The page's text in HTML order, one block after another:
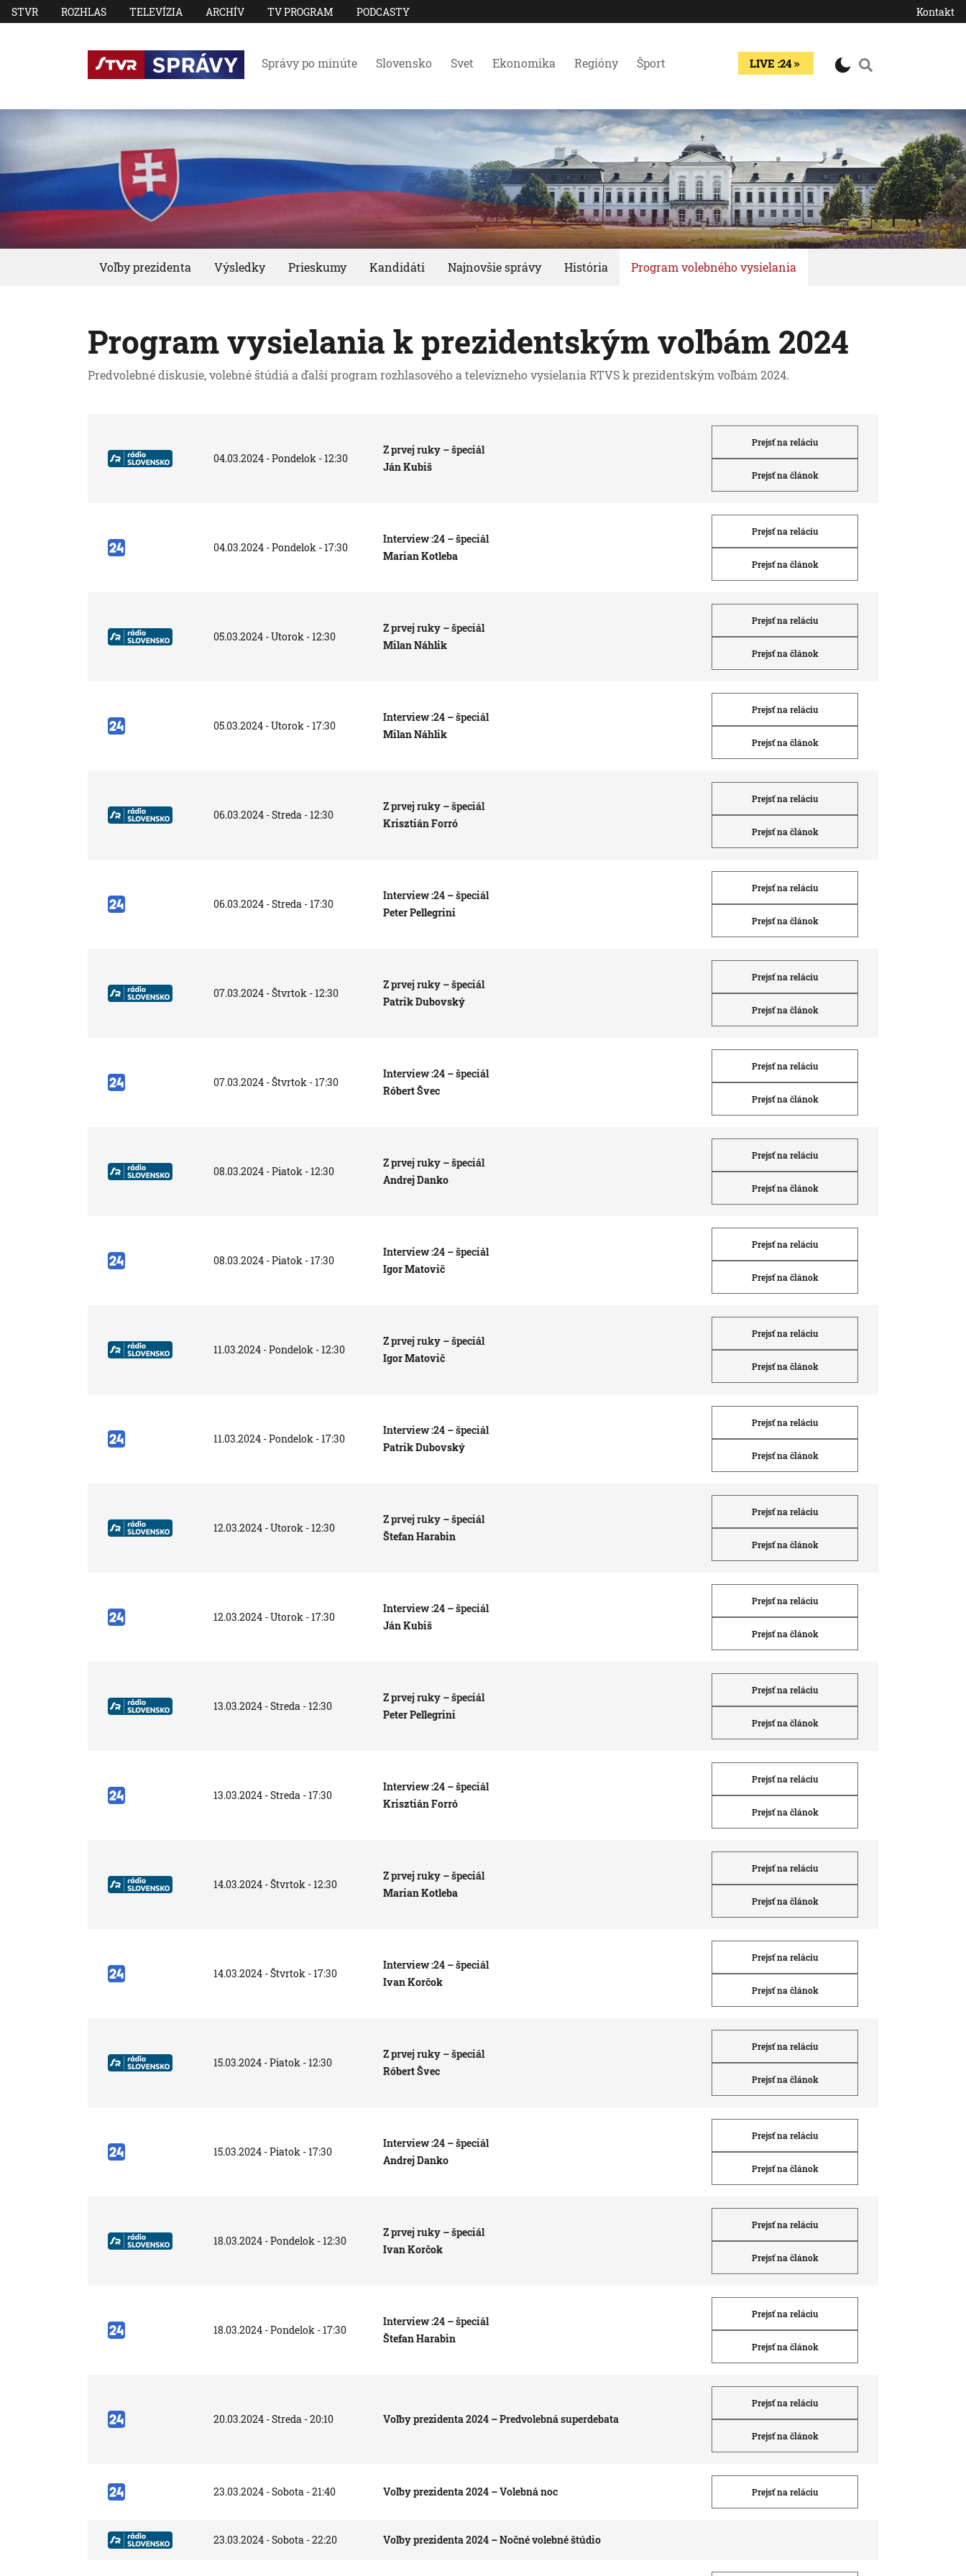
STVR ROZHLAS TELEVÍZIA ARCHÍV TV PROGRAM PODCASTY Kontakt
Správy po minúte Slovensko Svet Ekonomika Regióny Šport LIVE :24
Voľby prezidenta Výsledky Prieskumy Kandidáti Najnovšie správy História Program volebného vysielania
Program vysielania k prezidentským voľbám 2024
Predvolebné diskusie, volebné štúdiá a ďalší program rozhlasového a televízneho vysielania RTVS k prezidentským voľbám 2024.
04.03.2024 - Pondelok - 12:30
Z prvej ruky – špeciál
Ján Kubiš
Prejsť na reláciu
Prejsť na článok
04.03.2024 - Pondelok - 17:30
Interview :24 – špeciál
Marian Kotleba
Prejsť na reláciu
Prejsť na článok
05.03.2024 - Utorok - 12:30
Z prvej ruky – špeciál
Milan Náhlik
Prejsť na reláciu
Prejsť na článok
05.03.2024 - Utorok - 17:30
Interview :24 – špeciál
Milan Náhlik
Prejsť na reláciu
Prejsť na článok
06.03.2024 - Streda - 12:30
Z prvej ruky – špeciál
Krisztián Forró
Prejsť na reláciu
Prejsť na článok
06.03.2024 - Streda - 17:30
Interview :24 – špeciál
Peter Pellegrini
Prejsť na reláciu
Prejsť na článok
07.03.2024 - Štvrtok - 12:30
Z prvej ruky – špeciál
Patrik Dubovský
Prejsť na reláciu
Prejsť na článok
07.03.2024 - Štvrtok - 17:30
Interview :24 – špeciál
Róbert Švec
Prejsť na reláciu
Prejsť na článok
08.03.2024 - Piatok - 12:30
Z prvej ruky – špeciál
Andrej Danko
Prejsť na reláciu
Prejsť na článok
08.03.2024 - Piatok - 17:30
Interview :24 – špeciál
Igor Matovič
Prejsť na reláciu
Prejsť na článok
11.03.2024 - Pondelok - 12:30
Z prvej ruky – špeciál
Igor Matovič
Prejsť na reláciu
Prejsť na článok
11.03.2024 - Pondelok - 17:30
Interview :24 – špeciál
Patrik Dubovský
Prejsť na reláciu
Prejsť na článok
12.03.2024 - Utorok - 12:30
Z prvej ruky – špeciál
Štefan Harabin
Prejsť na reláciu
Prejsť na článok
12.03.2024 - Utorok - 17:30
Interview :24 – špeciál
Ján Kubiš
Prejsť na reláciu
Prejsť na článok
13.03.2024 - Streda - 12:30
Z prvej ruky – špeciál
Peter Pellegrini
Prejsť na reláciu
Prejsť na článok
13.03.2024 - Streda - 17:30
Interview :24 – špeciál
Krisztián Forró
Prejsť na reláciu
Prejsť na článok
14.03.2024 - Štvrtok - 12:30
Z prvej ruky – špeciál
Marian Kotleba
Prejsť na reláciu
Prejsť na článok
14.03.2024 - Štvrtok - 17:30
Interview :24 – špeciál
Ivan Korčok
Prejsť na reláciu
Prejsť na článok
15.03.2024 - Piatok - 12:30
Z prvej ruky – špeciál
Róbert Švec
Prejsť na reláciu
Prejsť na článok
15.03.2024 - Piatok - 17:30
Interview :24 – špeciál
Andrej Danko
Prejsť na reláciu
Prejsť na článok
18.03.2024 - Pondelok - 12:30
Z prvej ruky – špeciál
Ivan Korčok
Prejsť na reláciu
Prejsť na článok
18.03.2024 - Pondelok - 17:30
Interview :24 – špeciál
Štefan Harabin
Prejsť na reláciu
Prejsť na článok
20.03.2024 - Streda - 20:10 Voľby prezidenta 2024 – Predvolebná superdebata
Prejsť na reláciu
Prejsť na článok
23.03.2024 - Sobota - 21:40 Voľby prezidenta 2024 – Volebná noc Prejsť na reláciu
23.03.2024 - Sobota - 22:20 Voľby prezidenta 2024 – Nočné volebné štúdio